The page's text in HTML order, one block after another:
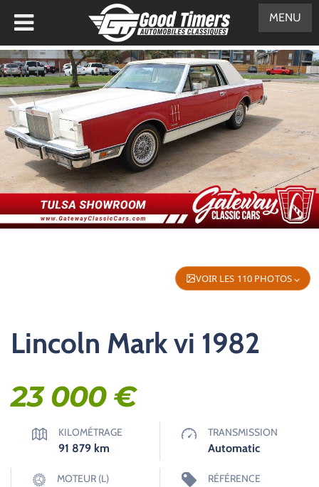
VOIR LES 110 PHOTOS
Lincoln Mark vi 1982
23 000€
KILOMÉTRAGE
91 879 km
TRANSMISSION
Automatic
MOTEUR (L) RÉFÉRENCE
MENU